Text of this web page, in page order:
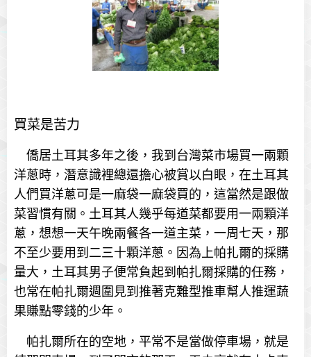
買菜是苦力
僑居土耳其多年之後，我到台灣菜市場買一兩顆
洋蔥時，潛意識裡總還擔心被賞以白眼，在土耳其
人們買洋蔥可是一麻袋一麻袋買的，這當然是跟做
菜習慣有關。土耳其人幾乎每道菜都要用一兩顆洋
蔥，想想一天午晚兩餐各一道主菜，一周七天，那
不至少要用到二三十顆洋蔥。因為上帕扎爾的採購
量大，土耳其男子便常負起到帕扎爾採購的任務，
也常在帕扎爾週圍見到推著克難型推車幫人推運蔬
果賺點零錢的少年。
帕扎爾所在的空地，平常不是當做停車場，就是